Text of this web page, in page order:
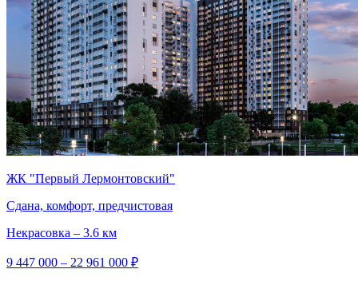
ЖК "Первый Лермонтовский"
Сдана, комфорт, предчистовая
Некрасовка – 3.6 км
9 447 000 – 22 961 000 ₽